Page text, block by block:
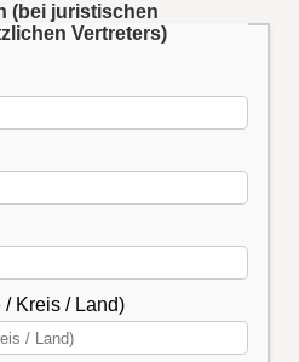
(bei juristischen
Vertreters)
/ Kreis / Land)